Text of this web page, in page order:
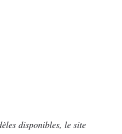
disponibles, le site